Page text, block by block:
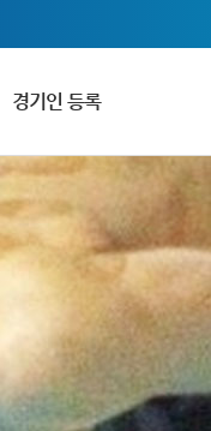
경기인 등록